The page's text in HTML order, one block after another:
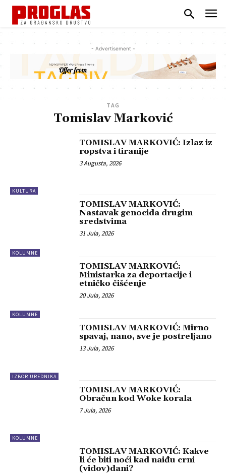
- Advertisement -
TAG
Tomislav Marković
KULTURA
TOMISLAV MARKOVIĆ: Izlaz iz
ropstva i tiranije
3 Augusta, 2026
KOLUMNE
TOMISLAV MARKOVIĆ:
Nastavak genocida drugim
sredstvima
31 Jula, 2026
KOLUMNE
TOMISLAV MARKOVIĆ:
Ministarka za deportacije i
etničko čišćenje
20 Jula, 2026
IZBOR UREDNIKA
TOMISLAV MARKOVIĆ: Mirno
spavaj, nano, sve je postreljano
13 Jula, 2026
KOLUMNE
TOMISLAV MARKOVIĆ:
Obračun kod Woke korala
7 Jula, 2026
TOMISLAV MARKOVIĆ: Kakve
li će biti noći kad naiđu crni
(vidov)dani?